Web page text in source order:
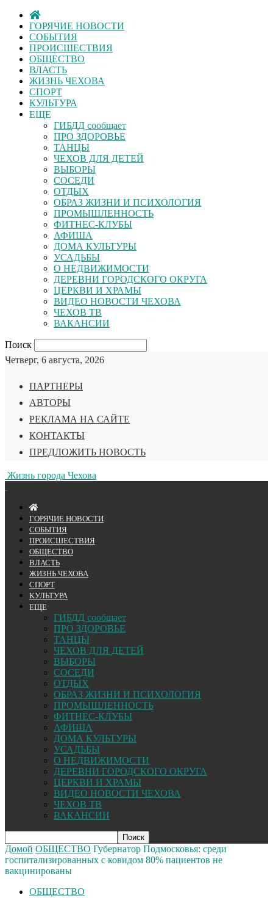
ГОРЯЧИЕ НОВОСТИ
СОБЫТИЯ
ПРОИСШЕСТВИЯ
ОБЩЕСТВО
ВЛАСТЬ
ЖИЗНЬ ЧЕХОВА
СПОРТ
КУЛЬТУРА
ЕЩЕ
ГИБДД сообщает
ПРО ЗДОРОВЬЕ
ТАНЦЫ
ЧЕХОВ ДЛЯ ДЕТЕЙ
ВЫБОРЫ
СОСЕДИ
ОТДЫХ
ОБРАЗ ЖИЗНИ И ПСИХОЛОГИЯ
ПРОМЫШЛЕННОСТЬ
ФИТНЕС-КЛУБЫ
АФИША
ДОМА КУЛЬТУРЫ
УСАДЬБЫ
О НЕДВИЖИМОСТИ
ДЕРЕВНИ ГОРОДСКОГО ОКРУГА
ЦЕРКВИ И ХРАМЫ
ВИДЕО НОВОСТИ ЧЕХОВА
ЧЕХОВ ТВ
ВАКАНСИИ
Поиск
Четверг, 6 августа, 2026
ПАРТНЕРЫ
АВТОРЫ
РЕКЛАМА НА САЙТЕ
КОНТАКТЫ
ПРЕДЛОЖИТЬ НОВОСТЬ
Жизнь города Чехова
ГОРЯЧИЕ НОВОСТИ
СОБЫТИЯ
ПРОИСШЕСТВИЯ
ОБЩЕСТВО
ВЛАСТЬ
ЖИЗНЬ ЧЕХОВА
СПОРТ
КУЛЬТУРА
ЕЩЕ
ГИБДД сообщает
ПРО ЗДОРОВЬЕ
ТАНЦЫ
ЧЕХОВ ДЛЯ ДЕТЕЙ
ВЫБОРЫ
СОСЕДИ
ОТДЫХ
ОБРАЗ ЖИЗНИ И ПСИХОЛОГИЯ
ПРОМЫШЛЕННОСТЬ
ФИТНЕС-КЛУБЫ
АФИША
ДОМА КУЛЬТУРЫ
УСАДЬБЫ
О НЕДВИЖИМОСТИ
ДЕРЕВНИ ГОРОДСКОГО ОКРУГА
ЦЕРКВИ И ХРАМЫ
ВИДЕО НОВОСТИ ЧЕХОВА
ЧЕХОВ ТВ
ВАКАНСИИ
Домой ОБЩЕСТВО Губернатор Подмосковья: среди
госпитализированных с ковидом 80% пациентов не
вакцинированы
ОБЩЕСТВО